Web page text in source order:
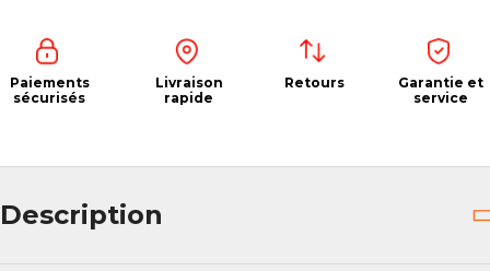
Paiements
sécurisés
Livraison
rapide
Retours
Garantie et
service
Description